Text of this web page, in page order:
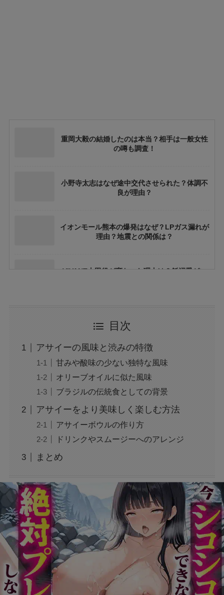
重岡大毅の結婚したのは本当？相手は一般女性
の噂も調査！
小野寺太志はなぜ途中交代させられた？体調不
良が理由？
イオンモール熊本の爆発はなぜ？LPガス漏れが
理由？地震との関係は？
VIVANT太田役が変わった理由は？飯沼愛がい
ネタバレや考察も
花乃まりあとは誰？何者？三山凌輝との関係や
結婚してる？
アレン様が川村エミコに怒ったのは本当？な
ぜ？公開収録で何があった？
声にならない愛は最終話やネタバレは？最後ま
で見る方法も！
MAZZEL・RYUKIのヘアメイク匂わせとは？時
系列で調査
映画『銀行強盗：完全マニュアル』公開中止の
理由は？なぜなのか徹底調査
目次
アサイーの風味と渋みの特徴
甘みや酸味の少ない独特な風味
オリーブオイルに似た風味
ブラジルの伝統食としての背景
アサイーをより美味しく楽しむ方法
アサイーボウルの作り方
ドリンクやスムージーへのアレンジ
まとめ